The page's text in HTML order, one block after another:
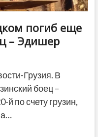
погиб еще
– Эдишер
Грузия. В
боец –
по счету грузин,